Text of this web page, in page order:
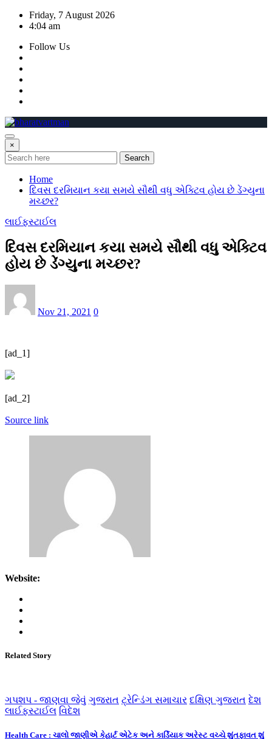
Skip
Friday, 7 August 2026
4:04 am
Follow Us
×
Search
Home
દિવસ દરમિયાન કયા સમયે સૌથી વધુ એક્ટિવ હોય છે ડેંગ્યુના
મચ્છર?
લાઈફસ્ટાઈલ
દિવસ દરમિયાન કયા સમયે સૌથી વધુ એક્ટિવ
હોય છે ડેંગ્યુના મચ્છર?
Nov 21, 2021 0
[ad_1]
[ad_2]
Source link
Website:
Related Story
ગપશપ - જાણવા જેવું ગુજરાત ટ્રેન્ડિંગ સમાચાર દક્ષિણ ગુજરાત દેશ
લાઈફસ્ટાઈલ વિદેશ
Health Care : ચાલો જાણીએ કેહાર્ટ એટેક અને કાર્ડિયાક અરેસ્ટ વચ્ચે શુંતફાવત શું